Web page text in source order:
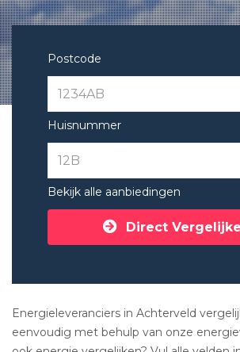
Postcode
Huisnummer
Bekijk alle aanbiedingen
Direct
Energieleveranciers in Achterveld
eenvoudig met behulp van onze